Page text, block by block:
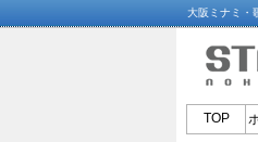
大阪ミナミ・
TOP